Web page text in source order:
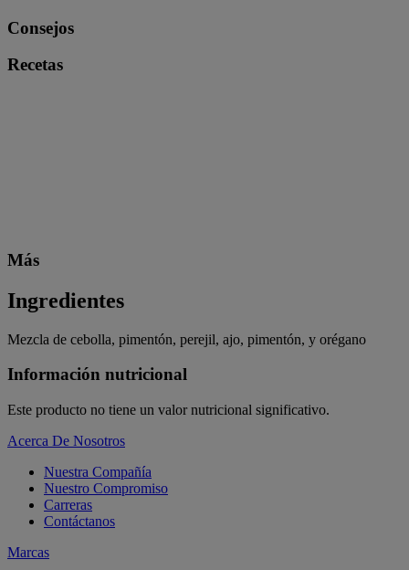
Consejos
Recetas
Más
Ingredientes
Mezcla de cebolla, pimentón, perejil, ajo, pimentón, y orégano
Información nutricional
Este producto no tiene un valor nutricional significativo.
Acerca De Nosotros
Nuestra Compañía
Nuestro Compromiso
Carreras
Contáctanos
Marcas